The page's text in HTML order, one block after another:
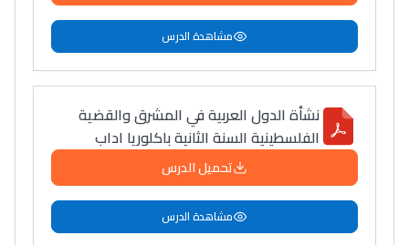
مشاهدة الدرس
نشأة الدول العربية في المشرق والقضية
الفلسطينية السنة الثانية باكلوريا اداب
تحميل الدرس
مشاهدة الدرس